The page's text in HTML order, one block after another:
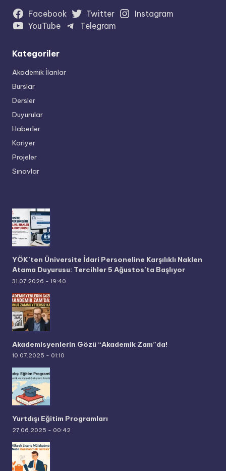
Facebook Twitter
Instagram
YouTube
Telegram
Kategoriler
Akademik İlanlar
Burslar
Dersler
Duyurular
Haberler
Kariyer
Projeler
Sınavlar
YÖK’ten Üniversite İdari Personeline Karşılıklı Naklen
Atama Duyurusu: Tercihler 5 Ağustos’ta Başlıyor
31.07.2026 - 19:40
Akademisyenlerin Gözü “Akademik Zam”da!
10.07.2025 - 01:10
Yurtdışı Eğitim Programları
27.06.2025 - 00:42